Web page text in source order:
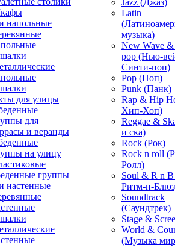
напольные
для улицы
для
и веранды
на улицу
группы
настенные
Jazz (Джаз)
Latin
музыка)
New Wave
pop (Нью-
Синти-поп)
Pop (Поп)
Punk (Панк)
Rap & Hip
Хип-Хоп)
Reggae &
и ска)
Rock (Рок)
Rock n roll
Ролл)
Soul & R n
Ритм-н-
Soundtrack
(Саундтрек)
Stage &
World &
(Музыка